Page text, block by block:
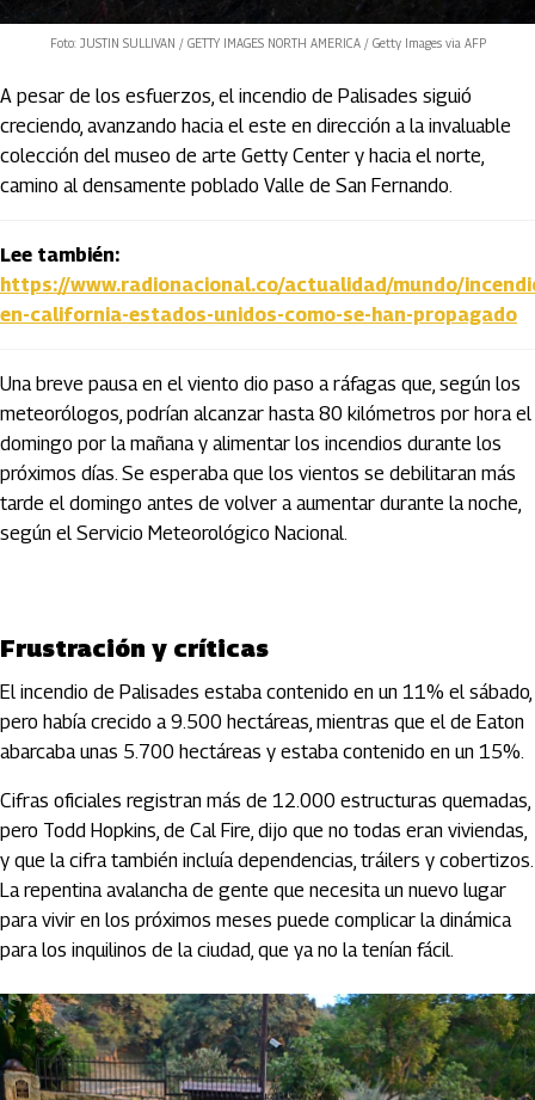
Foto: JUSTIN SULLIVAN / GETTY IMAGES NORTH AMERICA / Getty Images via AFP
A pesar de los esfuerzos, el incendio de Palisades siguió
creciendo, avanzando hacia el este en dirección a la invaluable
colección del museo de arte Getty Center y hacia el norte,
camino al densamente poblado Valle de San Fernando.
Lee también:
https://www.radionacional.co/actualidad/mundo/
en-california-estados-unidos-como-se-han-propagado
Una breve pausa en el viento dio paso a ráfagas que, según los
meteorólogos, podrían alcanzar hasta 80 kilómetros por hora el
domingo por la mañana y alimentar los incendios durante los
próximos días. Se esperaba que los vientos se debilitaran más
tarde el domingo antes de volver a aumentar durante la noche,
según el Servicio Meteorológico Nacional.
Frustración y críticas
El incendio de Palisades estaba contenido en un 11% el sábado,
pero había crecido a 9.500 hectáreas, mientras que el de Eaton
abarcaba unas 5.700 hectáreas y estaba contenido en un 15%.
Cifras oficiales registran más de 12.000 estructuras quemadas,
pero Todd Hopkins, de Cal Fire, dijo que no todas eran viviendas,
y que la cifra también incluía dependencias, tráilers y cobertizos.
La repentina avalancha de gente que necesita un nuevo lugar
para vivir en los próximos meses puede complicar la dinámica
para los inquilinos de la ciudad, que ya no la tenían fácil.